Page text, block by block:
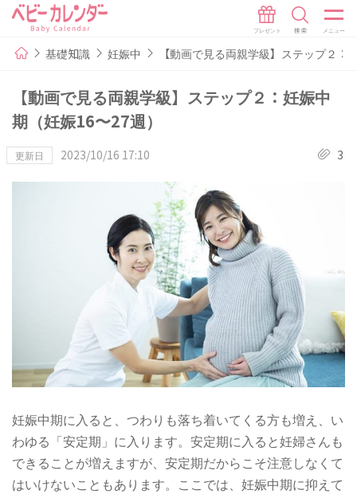
基礎知識 妊娠中 【動画で見る両親学級】ステップ２
【動画で見る両親学級】ステップ２：妊娠中
期（妊娠16〜27週）
更新日 2023/10/16 17:10 3
妊娠中期に入ると、つわりも落ち着いてくる方も増え、い
わゆる「安定期」に入ります。安定期に入ると妊婦さんも
できることが増えますが、安定期だからこそ注意しなくて
はいけないこともあります。ここでは、妊娠中期に抑えて